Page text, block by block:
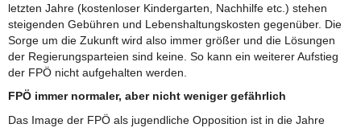
letzten Jahre (kostenloser Kindergarten, Nachhilfe etc.) stehen
steigenden Gebühren und Lebenshaltungskosten gegenüber. Die
Sorge um die Zukunft wird also immer größer und die Lösungen
der Regierungsparteien sind keine. So kann ein weiterer Aufstieg
der FPÖ nicht aufgehalten werden.
FPÖ immer normaler, aber nicht weniger gefährlich
Das Image der FPÖ als jugendliche Opposition ist in die Jahre